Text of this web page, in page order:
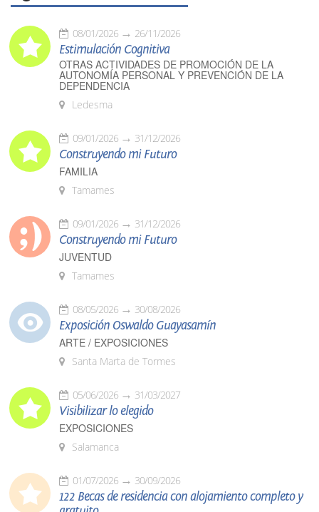
08/01/2026 26/11/2026
Estimulación Cognitiva
OTRAS ACTIVIDADES DE PROMOCIÓN DE LA
AUTONOMÍA PERSONAL Y PREVENCIÓN DE LA
DEPENDENCIA
Ledesma
09/01/2026 31/12/2026
Construyendo mi Futuro
FAMILIA
Tamames
09/01/2026 31/12/2026
Construyendo mi Futuro
JUVENTUD
Tamames
08/05/2026 30/08/2026
Exposición Oswaldo Guayasamín
ARTE / EXPOSICIONES
Santa Marta de Tormes
05/06/2026 31/03/2027
Visibilizar lo elegido
EXPOSICIONES
Salamanca
01/07/2026 30/09/2026
122 Becas de residencia con alojamiento completo y